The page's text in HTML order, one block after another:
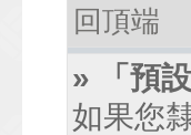
回頂端
» 「預
如果您